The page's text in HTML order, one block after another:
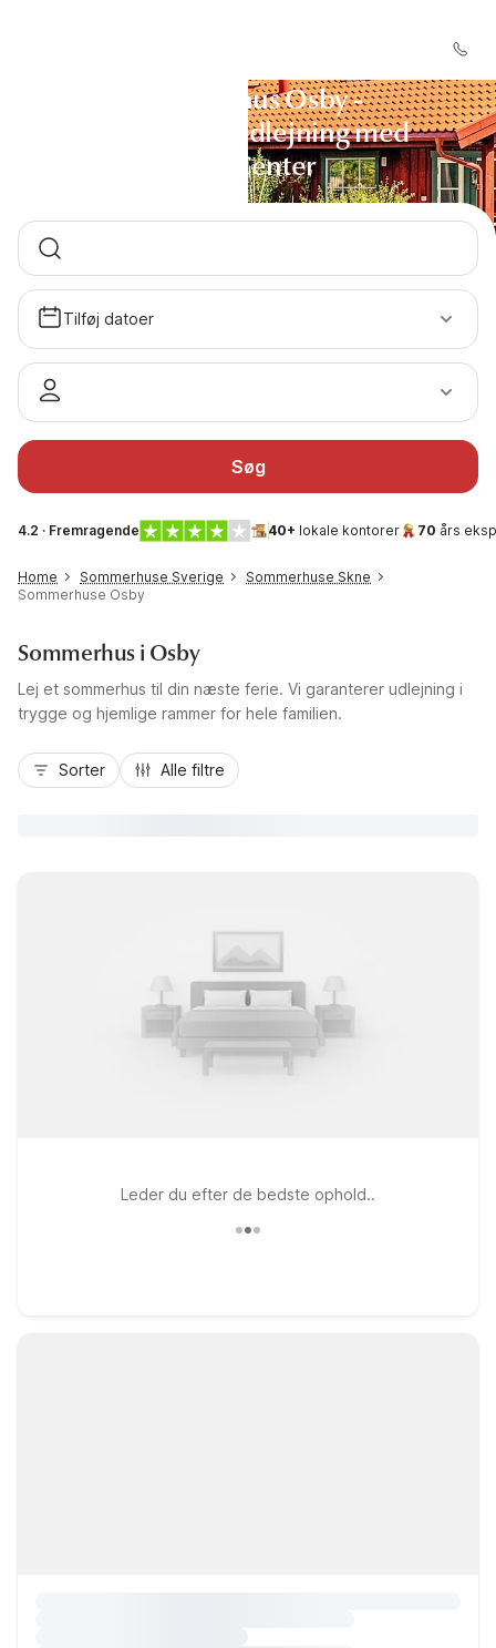
Sommerhus Osby -
Sommerhusudlejning med
DanCenter
Tilføj datoer
Søg
4.2 · Fremragende 40+ lokale kontorer 70 års
Home Sommerhuse Sverige
Sommerhuse Skne
Sommerhuse Osby
Sommerhus i Osby
Lej et sommerhus til din næste ferie. Vi garanterer udlejning i
trygge og hjemlige rammer for hele familien.
Sorter Alle filtre
Leder du efter de bedste ophold..